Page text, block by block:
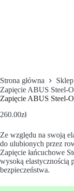
Strona główna Sklep
Zapięcie ABUS Steel-
Zapięcie ABUS Steel-
260.00zł
Ze względu na swoją
do ulubionych przez
Zapięcie łańcuchowe
wysoką elastycznością
bezpieczeństwa.